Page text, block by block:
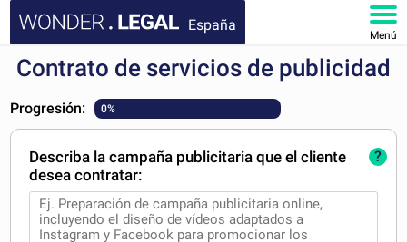
España
Menú
INICIO
DOCUMENTOS
FAQ
MI CUENTA
Contrato de servicios de publicidad
Progresión: 0%
Describa la campaña publicitaria que el cliente
desea contratar:
?